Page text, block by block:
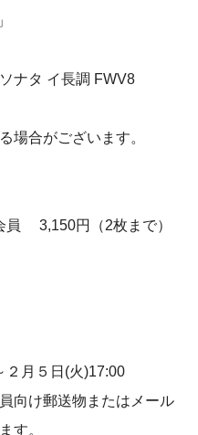
ナタ イ長調 FWV8
場合がございます。
3,150円（2枚まで）
２月５日(火)17:00
向け郵送物またはメール
す。